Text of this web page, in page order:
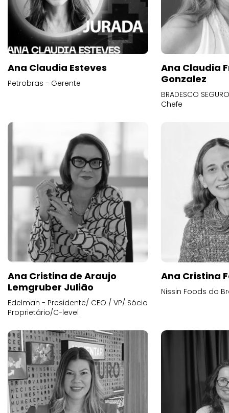
Ana Claudia Esteves
Petrobras - Gerente
Ana Claudia
Gonzalez
BRADESCO
Chefe
Ana Cristina de Araujo
Lemgruber Julião
Edelman - Presidente/ CEO / VP/ Sócio
Proprietário/C-level
Ana Cristina
Nissin Foods do